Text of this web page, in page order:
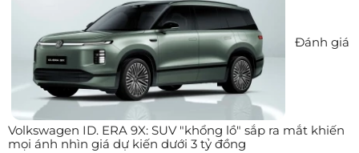
Đánh giá
Volkswagen ID. ERA 9X: SUV "khổng lồ" sắp ra mắt khiến
mọi ánh nhìn giá dự kiến dưới 3 tỷ đồng